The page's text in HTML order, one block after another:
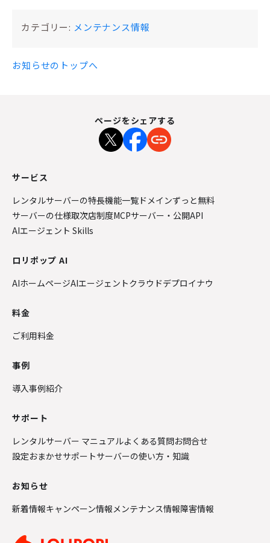
カテゴリー: メンテナンス情報
お知らせのトップへ
ページをシェアする
サービス
レンタルサーバーの特長機能一覧 ドメインずっと無料
サーバーの仕様取次店制度MCPサーバー・公開API
AIエージェント Skills
ロリポップ AI
AIホームページAIエージェントクラウドデプロイナウ
料金
ご利用料金
事例
導入事例紹介
サポート
レンタルサーバー マニュアルよくある質問お問合せ
設定おまかせサポートサーバーの使い方・知識
お知らせ
新着情報キャンペーン情報メンテナンス情報障害情報